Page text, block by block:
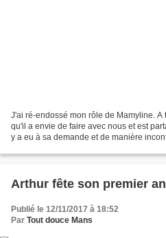
J'ai ré-endossé mon rôle de Mamyline. A
qu'il a envie de faire avec nous et est
y a eu à sa demande et de manière
Arthur fête son premier
Publié le 12/11/2017 à 18:52
Par Tout douce Mans